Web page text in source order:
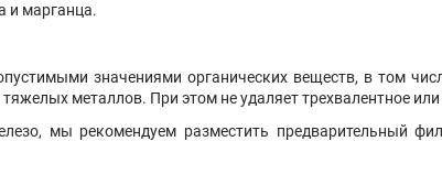
и марганца.
значениями органических веществ, в том
металлов. При этом не удаляет трехвалентное
мы рекомендуем разместить предварительный